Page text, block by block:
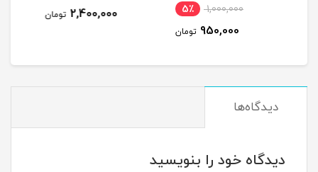
2,400,000 تومان ناموجود
دیدگاه‌ها
دیدگاه خود را بنویسید